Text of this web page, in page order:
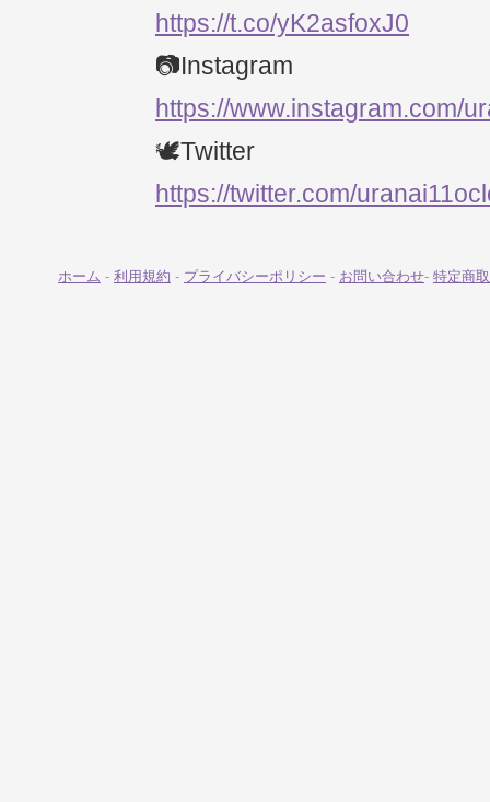
https://t.co/yK2asfoxJ0
📷Instagram
https://www.instagram.com/
🕊Twitter
https://twitter.com/
ホーム - 利用規約 - プライバシーポリシー - お問い合わせ- 特定商